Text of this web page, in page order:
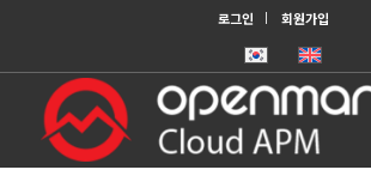
로그인 회원가입